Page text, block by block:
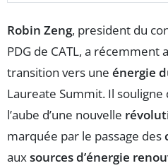
Robin Zeng, president du
PDG de CATL, a récemment
transition vers une énergie
Laureate Summit. Il souligne
l’aube d’une nouvelle
marquée par le passage des
auxsources d’énergie